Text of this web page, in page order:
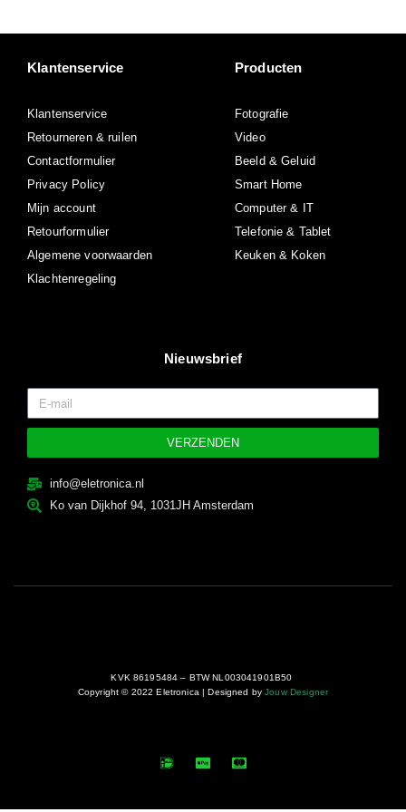
Klantenservice
Klantenservice
Retourneren & ruilen
Contactformulier
Privacy Policy
Mijn account
Retourformulier
Algemene voorwaarden
Klachtenregeling
Producten
Fotografie
Video
Beeld & Geluid
Smart Home
Computer & IT
Telefonie & Tablet
Keuken & Koken
Nieuwsbrief
VERZENDEN
info@eletronica.nl
Ko van Dijkhof 94, 1031JH Amsterdam
KVK 86195484 – BTW NL003041901B50
Copyright © 2022 Eletronica | Designed byJouw Designer